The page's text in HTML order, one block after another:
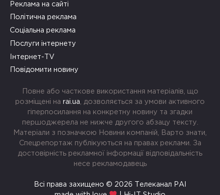
Реклама на сайті
Політична реклама
Соціальна реклама
Послуги інтернету
Інтернет-TV
Повідомити новину
Повне або часткове використання матеріалів, що
розміщені на rai.ua , дозволяється за умови активного
гіперпосилання на конкретну новину та згадки
першоджерела не нижче другого абзацу тексту.
Матеріали з позначкою Новини компаній, Варто знати,
Спецрепортаж публікуються на правах реклами. За
достовірність рекламної інформації відповідальність
несе рекламодавець
Всі права захищено © 2026 Телеканал РАІ